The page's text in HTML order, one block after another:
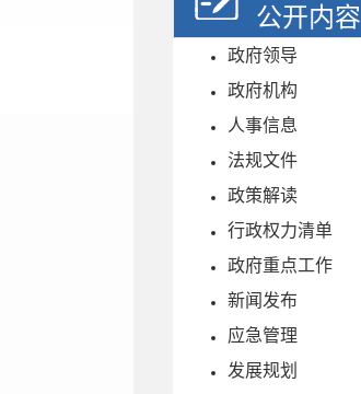
公开内容
政府领导
政府机构
人事信息
法规文件
政策解读
行政权力清单
政府重点工作
新闻发布
应急管理
发展规划